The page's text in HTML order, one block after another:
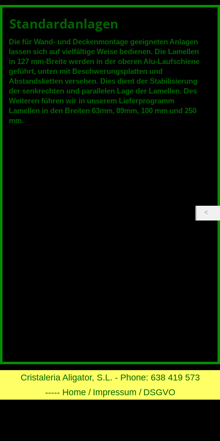
Standardanlagen
Die für Wand- und Deckenmontage geeigneten Anlagen
lassen sich auf vielfältige Weise bedienen. Die Lamellen
in 127 mm-Breite werden in der oberen Alu-Laufschiene
geführt, unten mit Beschwerungsplatten und
Abstandsketten versehen. Dies dient der Stabilisierung
der senkrechten und parallelen Lage der Lamellen. Des
Weiteren führen wir in unserem Lieferprogramm
Lamellen in den Breiten 63mm, 89mm, 100 mm und 250
mm.
Cristaleria Aligator, S.L. - Phone: 638 419 573
----- Home / Impressum / DSGVO